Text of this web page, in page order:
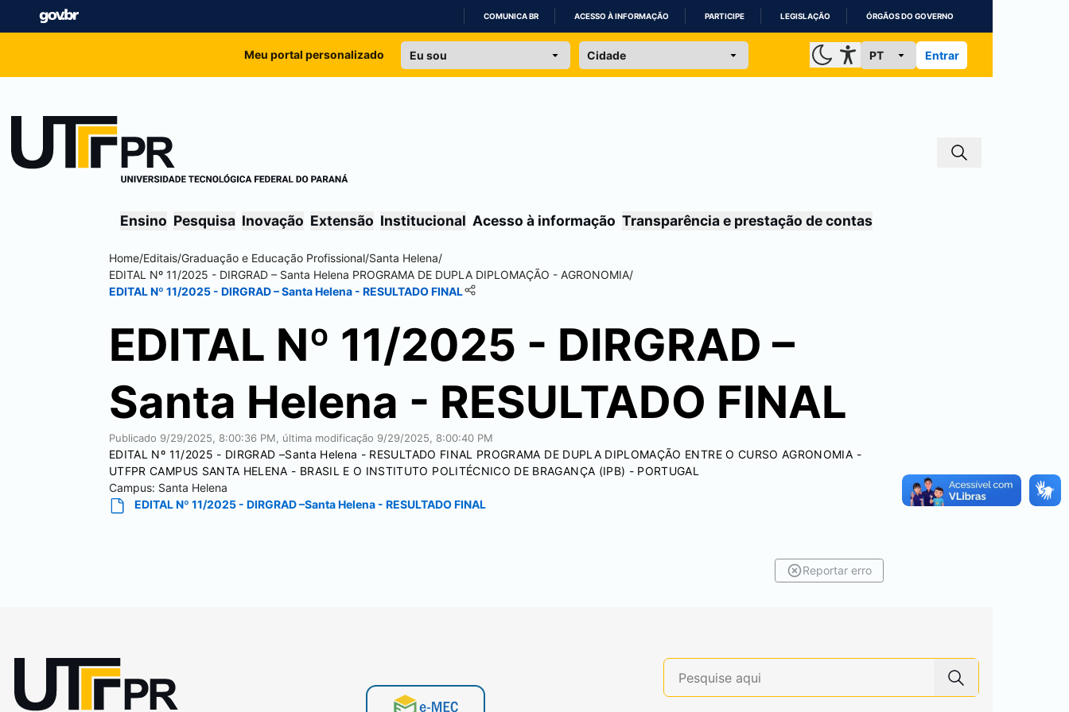
IR
COMUNICA BR ACESSO À INFORMAÇÃO PARTICIPE LEGISLAÇÃO ÓRGÃOS DO GOVERNO
Meu portal personalizado Entrar
Ensino Pesquisa Inovação Extensão Institucional Acesso à informação Transparência e prestação de contas
Home/Editais/Graduação e Educação Profissional/Santa Helena/
EDITAL Nº 11/2025 - DIRGRAD – Santa Helena PROGRAMA DE DUPLA DIPLOMAÇÃO - AGRONOMIA/
EDITAL Nº 11/2025 - DIRGRAD –Santa Helena - RESULTADO FINAL
EDITAL Nº 11/2025 - DIRGRAD –
Santa Helena - RESULTADO FINAL
Publicado 9/29/2025, 8:00:36 PM , última modificação 9/29/2025, 8:00:40 PM
EDITAL Nº 11/2025 - DIRGRAD –Santa Helena - RESULTADO FINAL PROGRAMA DE DUPLA DIPLOMAÇÃO ENTRE O CURSO AGRONOMIA -
UTFPR CAMPUS SANTA HELENA - BRASIL E O INSTITUTO POLITÉCNICO DE BRAGANÇA (IPB) - PORTUGAL
Campus: Santa Helena
EDITAL Nº 11/2025 - DIRGRAD –Santa Helena - RESULTADO FINAL
Reportar erro